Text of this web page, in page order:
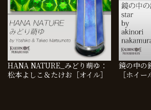
HANA NATURE_みどり萌ゆ：
松本よしこ＆たけお［オイル］
鏡の中の
［ホイー